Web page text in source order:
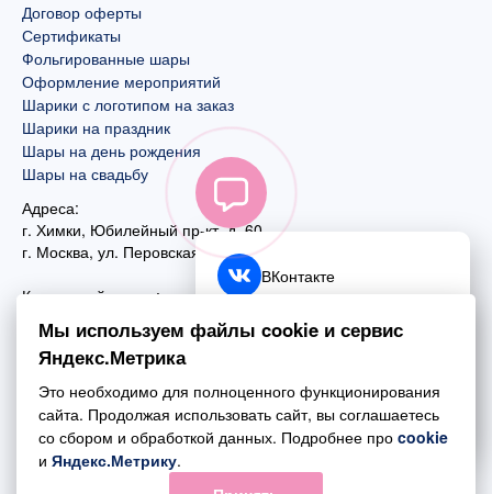
Договор оферты
Сертификаты
Фольгированные шары
Оформление мероприятий
Шарики с логотипом на заказ
Шарики на праздник
Шары на день рождения
Шары на свадьбу
Адреса:
г. Химки, Юбилейный пр-кт, д. 60
г. Москва, ул. Перовская, д. 59
Контактный номер:
+7 (495) 970-44-75
Почта:
mail@esta-fiesta.ru
Режим работы интернет-магазина:
ПН-ВС с 09:00 до 21:00
ВКонтакте
Telegram
Обратный звонок
Мы используем файлы cookie и сервис
Яндекс.Метрика
Это необходимо для полноценного функционирования
сайта. Продолжая использовать сайт, вы соглашаетесь
со сбором и обработкой данных. Подробнее про cookie
и Яндекс.Метрику.